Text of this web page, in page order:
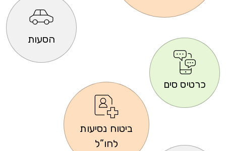
הסעות
כרטיס סים
ביטוח נסיעות
לחו”ל